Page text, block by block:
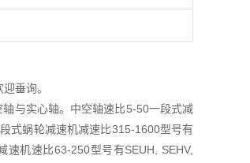
垂询。
与实心轴。中空轴速比5-50一段式减
式蜗轮减速机减速比315-1600型号有
速机速比63-250型号有SEUH, SEHV,